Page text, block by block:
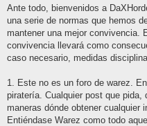
Ante todo, bienvenidos a
una serie de normas que hemos
mantener una mejor convivencia.
convivencia llevará como
caso necesario, medidas
1. Este no es un foro de warez.
piratería. Cualquier post que pida,
maneras dónde obtener cualquier
Entiéndase Warez como todo